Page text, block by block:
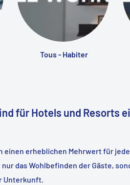
Tous - Habiter
für Hotels und Resorts
einen erheblichen Mehrwert für
das Wohlbefinden der Gäste,
Unterkunft.